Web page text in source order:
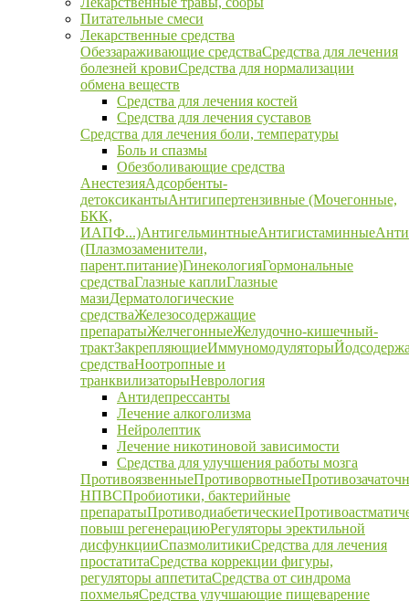
Питательные смеси
Лекарственные средства
Обеззараживающие средстваСредства для лечения
болезней кровиСредства для нормализации
обмена веществ
Средства для лечения костей
Средства для лечения суставов
Средства для лечения боли, температуры
Боль и спазмы
Обезболивающие средства
АнестезияАдсорбенты-
детоксикантыАнтигипертензивные (Мочегонные,
БКК,
ИАПФ...)АнтигельминтныеАнтигистаминные
(Плазмозаменители,
парент.питание)ГинекологияГормональные
средстваГлазные каплиГлазные
мазиДерматологические
средстваЖелезосодержащие
препаратыЖелчегонныеЖелудочно-кишечный-
трактЗакрепляющиеИммуномодуляторы
средстваНоотропные и
транквилизаторыНеврология
Антидепрессанты
Лечение алкоголизма
Нейролептик
Лечение никотиновой зависимости
Средства для улучшения работы мозга
ПротивоязвенныеПротиворвотные
НПВСПробиотики, бактерийные
препаратыПротиводиабетические
повыш регенерациюРегуляторы эректильной
дисфункцииСпазмолитикиСредства для лечения
простатитаСредства коррекции фигуры,
регуляторы аппетитаСредства от синдрома
похмельяСредства улучшающие пищеварение